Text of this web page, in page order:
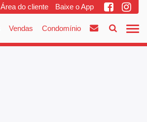
Área do cliente Baixe o App
Vendas Condomínio